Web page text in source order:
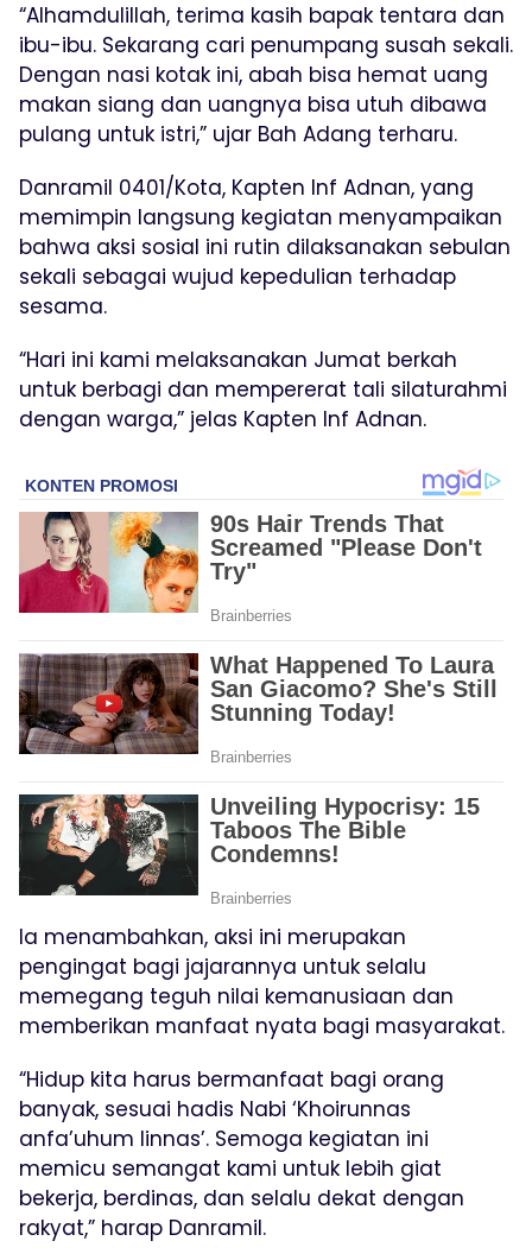
“Alhamdulillah, terima kasih bapak tentara dan
ibu-ibu. Sekarang cari penumpang susah sekali.
Dengan nasi kotak ini, abah bisa hemat uang
makan siang dan uangnya bisa utuh dibawa
pulang untuk istri,” ujar Bah Adang terharu.
Danramil 0401/Kota, Kapten Inf Adnan, yang
memimpin langsung kegiatan menyampaikan
bahwa aksi sosial ini rutin dilaksanakan sebulan
sekali sebagai wujud kepedulian terhadap
sesama.
“Hari ini kami melaksanakan Jumat berkah
untuk berbagi dan mempererat tali silaturahmi
dengan warga,” jelas Kapten Inf Adnan.
Ia menambahkan, aksi ini merupakan
pengingat bagi jajarannya untuk selalu
memegang teguh nilai kemanusiaan dan
memberikan manfaat nyata bagi masyarakat.
“Hidup kita harus bermanfaat bagi orang
banyak, sesuai hadis Nabi ‘Khoirunnas
anfa’uhum linnas’. Semoga kegiatan ini
memicu semangat kami untuk lebih giat
bekerja, berdinas, dan selalu dekat dengan
rakyat,” harap Danramil.